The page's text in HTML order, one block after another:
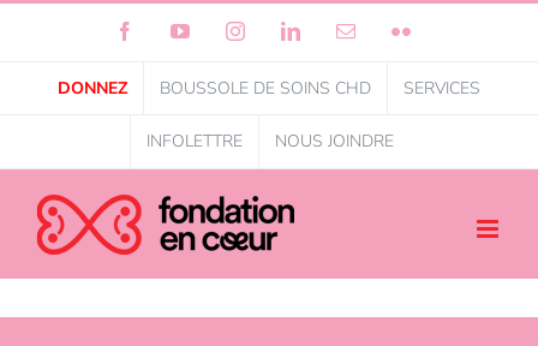
FacebookYouTubeInstagramLinkedInCourrielFlickr
DONNEZ BOUSSOLE DE SOINS CHD SERVICES
INFOLETTRE NOUS JOINDRE